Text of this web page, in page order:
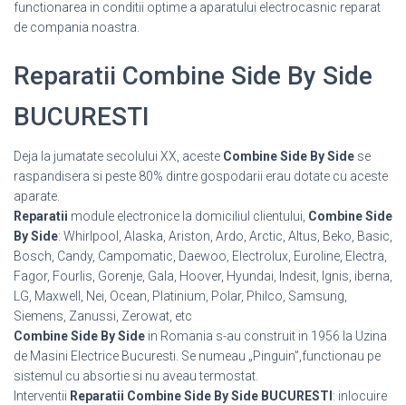
functionarea in conditii optime a aparatului electrocasnic reparat
de compania noastra.
Reparatii Combine Side By Side
BUCURESTI
Deja la jumatate secolului XX, aceste Combine Side By Side se
raspandisera si peste 80% dintre gospodarii erau dotate cu aceste
aparate.
Reparatii module electronice la domiciliul clientului, Combine Side
By Side: Whirlpool, Alaska, Ariston, Ardo, Arctic, Altus, Beko, Basic,
Bosch, Candy, Campomatic, Daewoo, Electrolux, Euroline, Electra,
Fagor, Fourlis, Gorenje, Gala, Hoover, Hyundai, Indesit, Ignis, iberna,
LG, Maxwell, Nei, Ocean, Platinium, Polar, Philco, Samsung,
Siemens, Zanussi, Zerowat, etc
Combine Side By Side in Romania s-au construit in 1956 la Uzina
de Masini Electrice Bucuresti. Se numeau „Pinguin”,functionau pe
sistemul cu absortie si nu aveau termostat.
Interventii Reparatii Combine Side By Side BUCURESTI : inlocuire